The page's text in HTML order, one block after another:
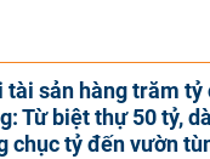
tài sản hàng trăm tỷ
Từ biệt thự 50 tỷ,
chục tỷ đến vườn